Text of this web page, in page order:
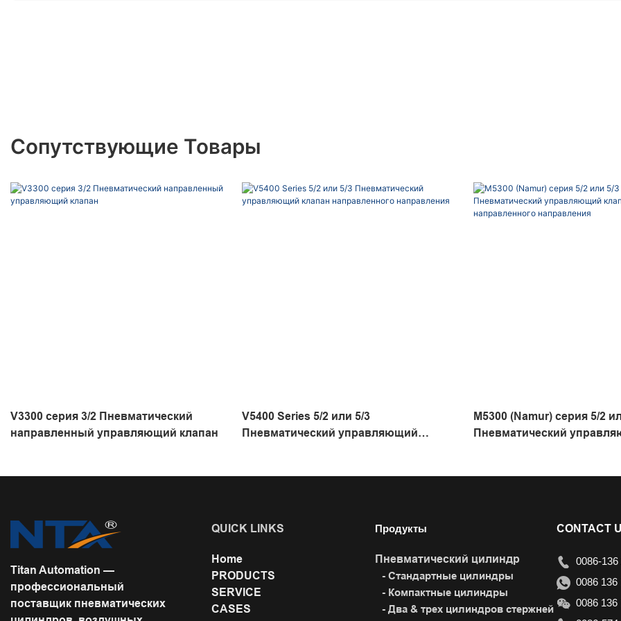
Сопутствующие Товары
V3300 серия 3/2 Пневматический
направленный управляющий клапан
V5400 Series 5/2 или 5/3
Пневматический управляющий
M5300 (Namur) серия 5/2
Пневматический
Titan Automation —
профессиональный
поставщик пневматических
QUICK LINKS
Home
PRODUCTS
SERVICE
CASES
Продукты
Пневматический цилиндр
- Стандартные цилиндры
- Компактные цилиндры
- Два & трех цилиндров стержней
CONTACT
0086-136
0086 136
0086 136